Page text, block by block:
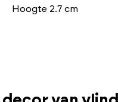
Hoogte 2.7 cm